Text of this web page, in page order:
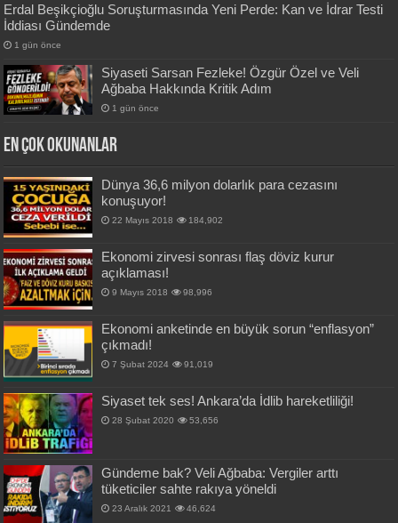
Erdal Beşikçioğlu Soruşturmasında Yeni Perde: Kan ve İdrar Testi
İddiası Gündemde
1 gün önce
Siyaseti Sarsan Fezleke! Özgür Özel ve Veli
Ağbaba Hakkında Kritik Adım
1 gün önce
En Çok okunanlar
Dünya 36,6 milyon dolarlık para cezasını
konuşuyor!
22 Mayıs 2018 184,902
Ekonomi zirvesi sonrası flaş döviz kurur
açıklaması!
9 Mayıs 2018 98,996
Ekonomi anketinde en büyük sorun “enflasyon”
çıkmadı!
7 Şubat 2024 91,019
Siyaset tek ses! Ankara’da İdlib hareketliliği!
28 Şubat 2020 53,656
Gündeme bak? Veli Ağbaba: Vergiler arttı
tüketiciler sahte rakıya yöneldi
23 Aralık 2021 46,624